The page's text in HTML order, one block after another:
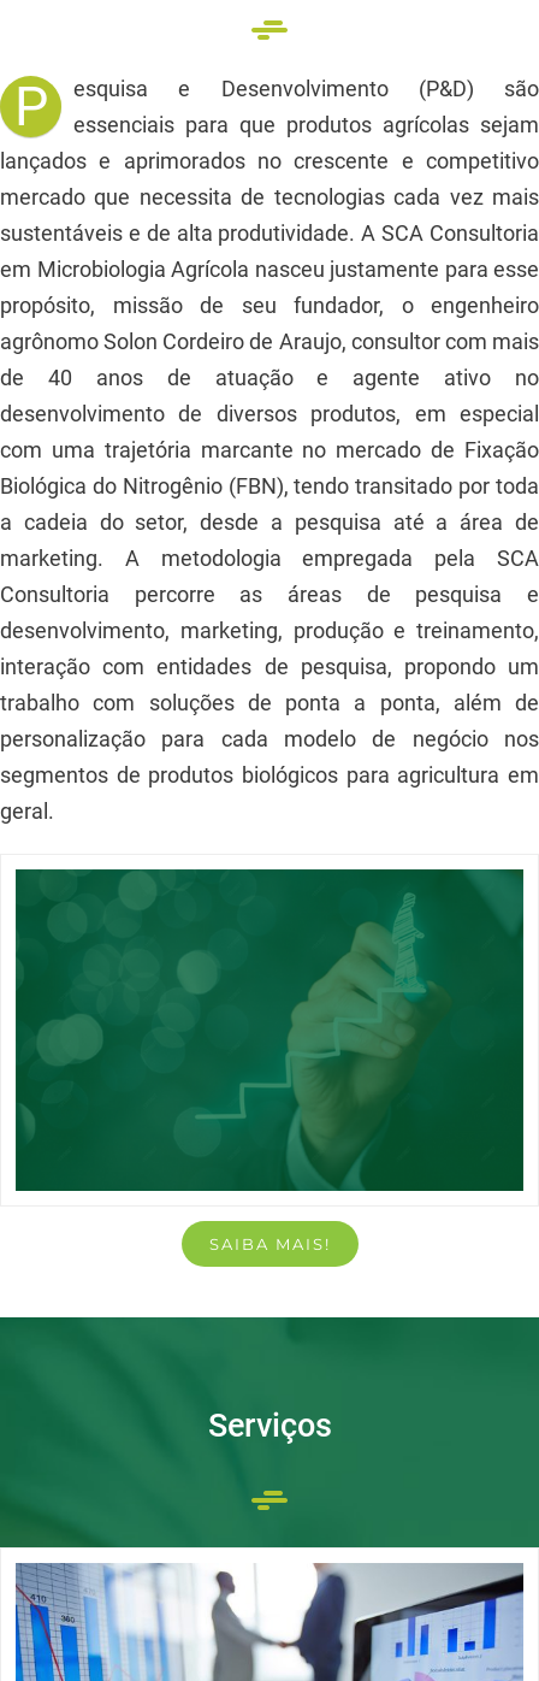
P
esquisa e Desenvolvimento (P&D) são
essenciais para que produtos agrícolas sejam
lançados e aprimorados no crescente e competitivo
mercado que necessita de tecnologias cada vez mais
sustentáveis e de alta produtividade. A SCA Consultoria
em Microbiologia Agrícola nasceu justamente para esse
propósito, missão de seu fundador, o engenheiro
agrônomo Solon Cordeiro de Araujo, consultor com mais
de 40 anos de atuação e agente ativo no
desenvolvimento de diversos produtos, em especial
com uma trajetória marcante no mercado de Fixação
Biológica do Nitrogênio (FBN), tendo transitado por toda
a cadeia do setor, desde a pesquisa até a área de
marketing. A metodologia empregada pela SCA
Consultoria percorre as áreas de pesquisa e
desenvolvimento, marketing, produção e treinamento,
interação com entidades de pesquisa, propondo um
trabalho com soluções de ponta a ponta, além de
personalização para cada modelo de negócio nos
segmentos de produtos biológicos para agricultura em
geral.
SAIBA MAIS!
Serviços